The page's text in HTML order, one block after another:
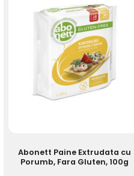
Abonett Paine Extrudata cu
Porumb, Fara Gluten, 100g